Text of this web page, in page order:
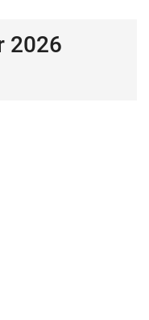
2026